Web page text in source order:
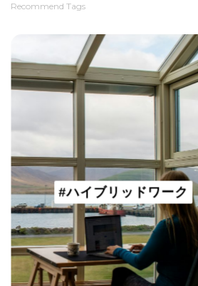
Recommend Tags
#ハイブリッドワーク